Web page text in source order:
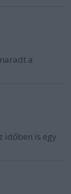
a
időben is egy